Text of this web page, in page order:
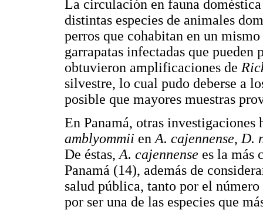
La circulación en fauna
distintas especies de animales
perros que cohabitan en un
garrapatas infectadas que pueden
obtuvieron amplificaciones de
silvestre, lo cual pudo deberse a
posible que mayores muestras
En Panamá, otras
amblyommii en A. cajennense, D.
De éstas, A. cajennense es la más
Panamá (14), además de
salud pública, tanto por el
por ser una de las especies que